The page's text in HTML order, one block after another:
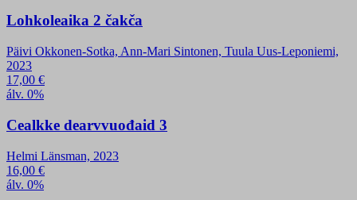
Lohkoleaika 2 čakča
Päivi Okkonen-Sotka, Ann-Mari Sintonen, Tuula Uus-Leponiemi,
2023
17,00 €
álv. 0%
Cealkke dearvvuođaid 3
Helmi Länsman, 2023
16,00 €
álv. 0%